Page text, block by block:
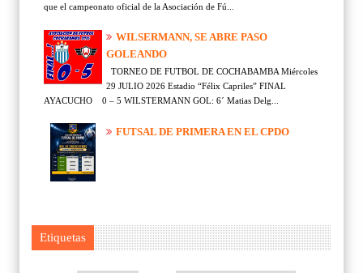
que el campeonato oficial de la Asociación de Fú...
WILSERMANN, SE ABRE PASO
GOLEANDO
TORNEO DE FUTBOL DE COCHABAMBA Miércoles
29 JULIO 2026 Estadio “Félix Capriles” FINAL
AYACUCHO 0 – 5 WILSTERMANN GOL: 6´ Matias Delg...
FUTSAL DE PRIMERA EN EL CPDO
Etiquetas